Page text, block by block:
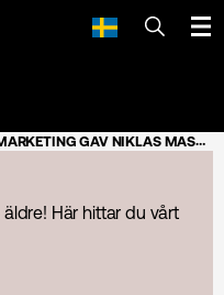
SÖK
GAV NIKLAS MASSOR AV NYA IDÉER
Här hittar du vårt